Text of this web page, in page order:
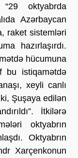
oktyabrda
Azərbaycan
raket sistemləri
hazırlaşırdı.
hücumuna
bu istiqamətdə
xeyli canlı
Şuşaya edilən
İtkilərə
oktyabrın
Oktyabrın
Xarçenkonun